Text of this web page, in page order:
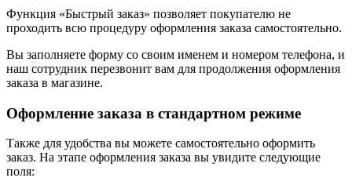
Функция «Быстрый заказ» позволяет покупателю не
проходить всю процедуру оформления заказа самостоятельно.
Вы заполняете форму со своим именем и номером телефона, и
наш сотрудник перезвонит вам для продолжения оформления
заказа в магазине.
Оформление заказа в стандартном режиме
Также для удобства вы можете самостоятельно оформить
заказ. На этапе оформления заказа вы увидите следующие
поля: